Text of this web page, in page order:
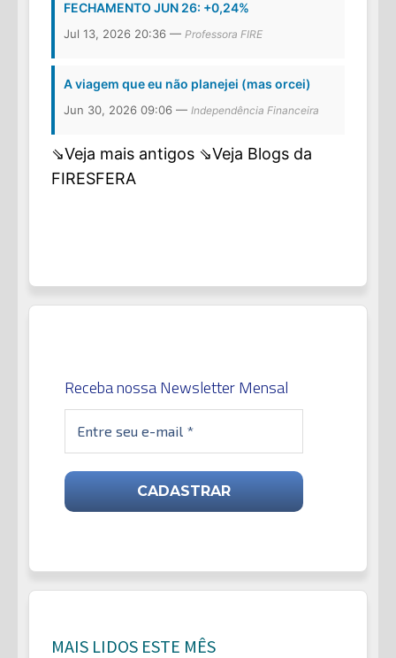
FECHAMENTO JUN 26: +0,24%
Jul 13, 2026 20:36 — Professora FIRE
A viagem que eu não planejei (mas orcei)
Jun 30, 2026 09:06 — Independência Financeira
⇘Veja mais antigos ⇘Veja Blogs da
FIRESFERA
Receba nossa Newsletter Mensal
MAIS LIDOS ESTE MÊS